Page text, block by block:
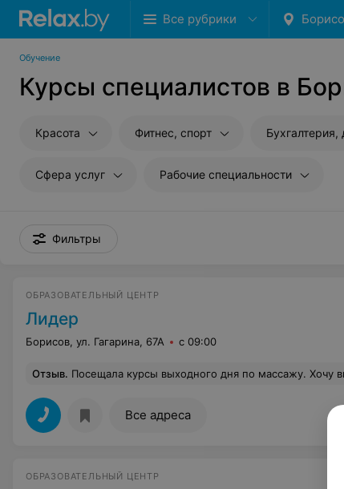
Все рубрики
Обучение
Курсы специалистов в
Красота Фитнес, спорт
Сфера услуг Рабочие специальности
Фильтры
ОБРАЗОВАТЕЛЬНЫЙ ЦЕНТР
Лидер
Борисов, ул. Гагарина, 67А с 09:00
Отзыв. Посещала курсы выходного дня по массажу. Хочу выразить огромную благодарность преподавателю Юлии,отличный педагог и замечательный человек! Материал и приёмы усваивались
Все адреса
ОБРАЗОВАТЕЛЬНЫЙ ЦЕНТР